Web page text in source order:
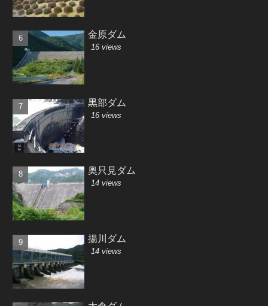
金原ダム
16 views
黒部ダム
16 views
奥只見ダム
14 views
揚川ダム
14 views